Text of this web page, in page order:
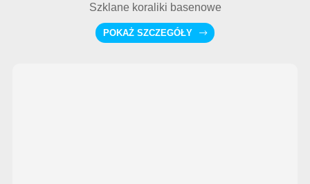
Szklane koraliki basenowe
POKAŻ SZCZEGÓŁY